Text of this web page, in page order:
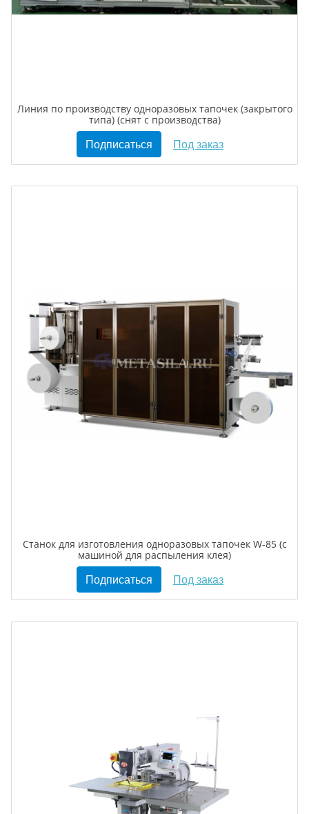
Линия по производству одноразовых тапочек (закрытого
типа) (снят с производства)
Подписаться Под заказ
Станок для изготовления одноразовых тапочек W-85 (с
машиной для распыления клея)
Подписаться Под заказ